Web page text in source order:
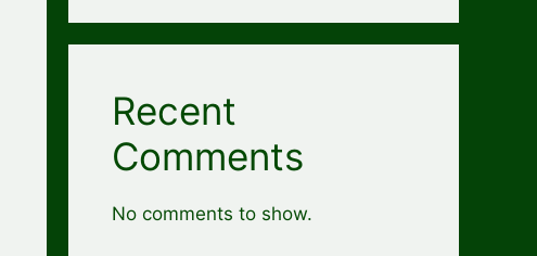
Recent
Comments
No comments to show.